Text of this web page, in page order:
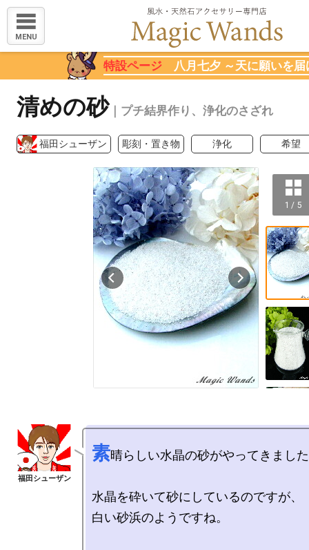
MENU
特設ページ 八月七夕 ～天に願いを届
清めの砂 ｜プチ結界作り、浄化のさざれ
福田シューザン 彫刻・置き物 浄化 希望
1 / 5
素晴らしい水晶の砂がやってきまし
水晶を砕いて砂にしているのですが、
白い砂浜のようですね。